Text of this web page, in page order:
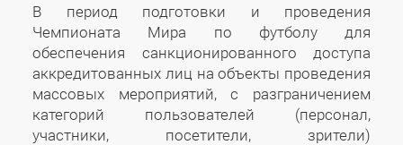
В период подготовки и проведения
Чемпионата Мира по футболу для
обеспечения санкционированного доступа
аккредитованных лиц на объекты проведения
массовых мероприятий, с разграничением
категорий пользователей (персонал,
участники, посетители, зрители)